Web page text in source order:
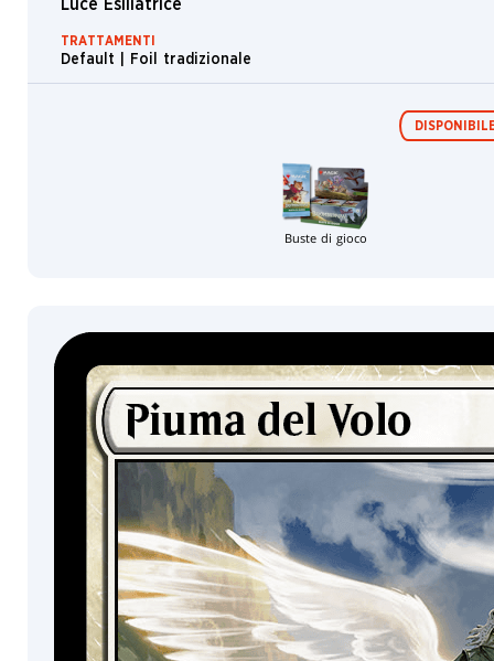
Esploratore
Forest
Liliana
Ratto
Pipistrello
Nissa
Pianura
Consigliere
Cavaliere
Palude
Equipaggiamento
Luce Esiliatrice
TRATTAMENTI
Default | Foil tradizionale
Buste di gioco